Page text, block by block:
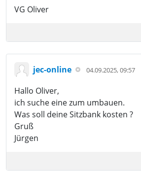
VG Oliver
jec-online 04.09.2025, 09:57
Hallo Oliver,
ich suche eine zum umbauen.
Was soll deine Sitzbank kosten ?
Gruß
Jürgen